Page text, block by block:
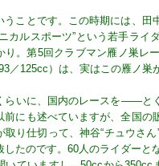
うことです。この時期には、
カルスポーツ”という若手ラ
り。第5回クラブマン雁ノ巣レ
／125cc）は、実はこの雁ノ巣
らいに、国内のレースを――と
前にも述べていますが、全国の
取り仕切って、神谷“チュウさ
したのです。60人のライダーと